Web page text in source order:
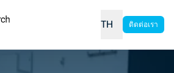
TH ติดต่อเรา